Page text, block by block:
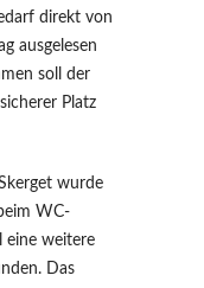
direkt von
ausgelesen
soll der
Platz
wurde
WC-
eine weitere
Das